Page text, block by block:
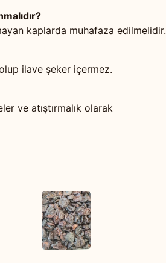
kaplarda muhafaza edilmelidir.
ilave şeker içermez.
ve atıştırmalık olarak